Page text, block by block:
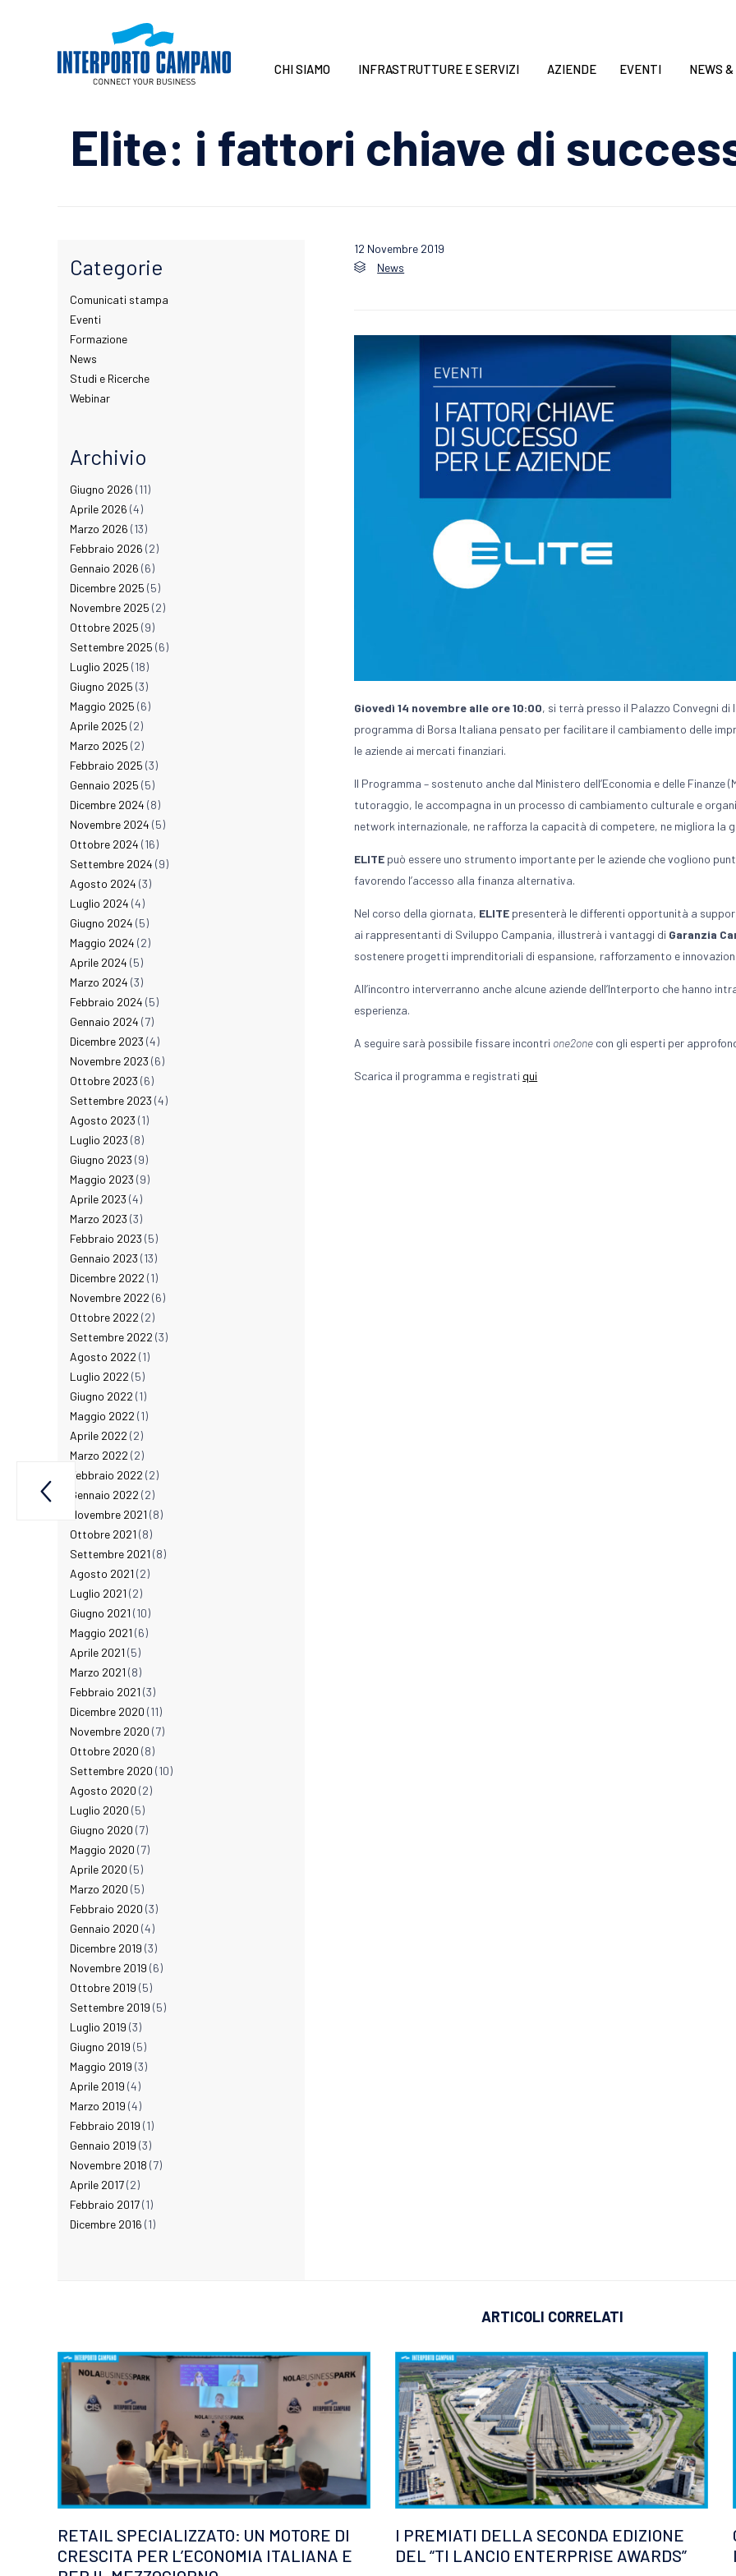
CHI SIAMO INFRASTRUTTURE E SERVIZI AZIENDE EVENTI NEWS
Elite: i fattori chiave di
12 Novembre 2019
 Category
News
Giovedì 14 novembre alle ore 10:00, si terrà presso il Palazzo Convegni
programma di Borsa Italiana pensato per facilitare il cambiamento delle
le aziende ai mercati finanziari.
Il Programma – sostenuto anche dal Ministero dell’Economia e delle
tutoraggio, le accompagna in un processo di cambiamento culturale e
network internazionale, ne rafforza la capacità di competere, ne migliora
ELITE può essere uno strumento importante per le aziende che vogliono
favorendo l’accesso alla finanza alternativa.
Nel corso della giornata, ELITE presenterà le differenti opportunità a
ai rappresentanti di Sviluppo Campania, illustrerà i vantaggi di Garanzia
sostenere progetti imprenditoriali di espansione, rafforzamento e
All’incontro interverranno anche alcune aziende dell’Interporto che hanno
esperienza.
A seguire sarà possibile fissare incontri one2one con gli esperti per
Scarica il programma e registrati qui
Categorie
Comunicati stampa
Eventi
Formazione
News
Studi e Ricerche
Webinar
Archivio
Giugno 2026 (11)
Aprile 2026 (4)
Marzo 2026 (13)
Febbraio 2026 (2)
Gennaio 2026 (6)
Dicembre 2025 (5)
Novembre 2025 (2)
Ottobre 2025 (9)
Settembre 2025 (6)
Luglio 2025 (18)
Giugno 2025 (3)
Maggio 2025 (6)
Aprile 2025 (2)
Marzo 2025 (2)
Febbraio 2025 (3)
Gennaio 2025 (5)
Dicembre 2024 (8)
Novembre 2024 (5)
Ottobre 2024 (16)
Settembre 2024 (9)
Agosto 2024 (3)
Luglio 2024 (4)
Giugno 2024 (5)
Maggio 2024 (2)
Aprile 2024 (5)
Marzo 2024 (3)
Febbraio 2024 (5)
Gennaio 2024 (7)
Dicembre 2023 (4)
Novembre 2023 (6)
Ottobre 2023 (6)
Settembre 2023 (4)
Agosto 2023 (1)
Luglio 2023 (8)
Giugno 2023 (9)
Maggio 2023 (9)
Aprile 2023 (4)
Marzo 2023 (3)
Febbraio 2023 (5)
Gennaio 2023 (13)
Dicembre 2022 (1)
Novembre 2022 (6)
Ottobre 2022 (2)
Settembre 2022 (3)
Agosto 2022 (1)
Luglio 2022 (5)
Giugno 2022 (1)
Maggio 2022 (1)
Aprile 2022 (2)
Marzo 2022 (2)
Febbraio 2022 (2)
Gennaio 2022 (2)
Novembre 2021 (8)
Ottobre 2021 (8)
Settembre 2021 (8)
Agosto 2021 (2)
Luglio 2021 (2)
Giugno 2021 (10)
Maggio 2021 (6)
Aprile 2021 (5)
Marzo 2021 (8)
Febbraio 2021 (3)
Dicembre 2020 (11)
Novembre 2020 (7)
Ottobre 2020 (8)
Settembre 2020 (10)
Agosto 2020 (2)
Luglio 2020 (5)
Giugno 2020 (7)
Maggio 2020 (7)
Aprile 2020 (5)
Marzo 2020 (5)
Febbraio 2020 (3)
Gennaio 2020 (4)
Dicembre 2019 (3)
Novembre 2019 (6)
Ottobre 2019 (5)
Settembre 2019 (5)
Luglio 2019 (3)
Giugno 2019 (5)
Maggio 2019 (3)
Aprile 2019 (4)
Marzo 2019 (4)
Febbraio 2019 (1)
Gennaio 2019 (3)
Novembre 2018 (7)
Aprile 2017(2)
Febbraio 2017(1)
Dicembre 2016 (1)
ARTICOLI CORRELATI
RETAIL SPECIALIZZATO: UN MOTORE DI
CRESCITA PER L’ECONOMIA ITALIANA E
I PREMIATI DELLA SECONDA EDIZIONE
DEL “TI LANCIO ENTERPRISE AWARDS”
